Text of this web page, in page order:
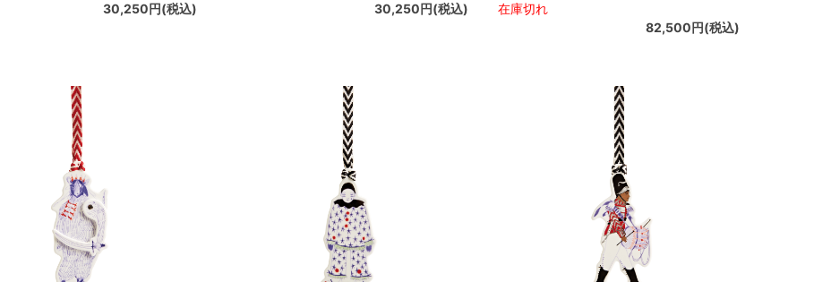
30,250円(税込) 30,250円(税込)
在庫切れ
82,500円(税込)